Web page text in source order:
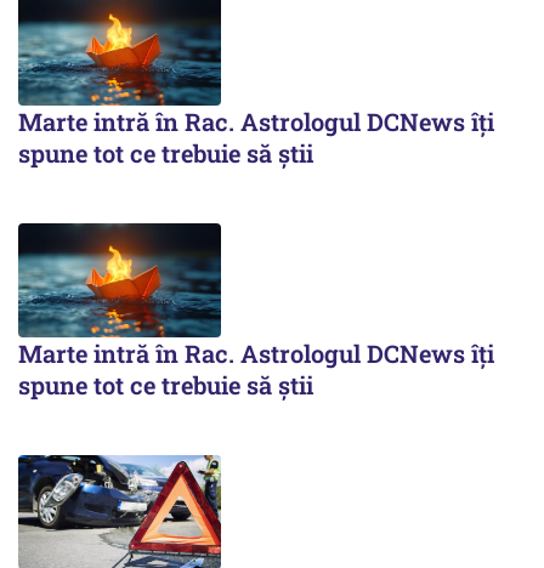
Marte intră în Rac. Astrologul DCNews îți
spune tot ce trebuie să știi
Marte intră în Rac. Astrologul DCNews îți
spune tot ce trebuie să știi